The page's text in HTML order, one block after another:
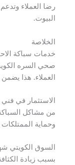
رضا العملاء
البيوت.
الخلاصة
خدمات سباكة
صحي السره
العملاء. هذا يضمن
من مشاكل
وحماية
السوق الكويتي
بسبب زيادة